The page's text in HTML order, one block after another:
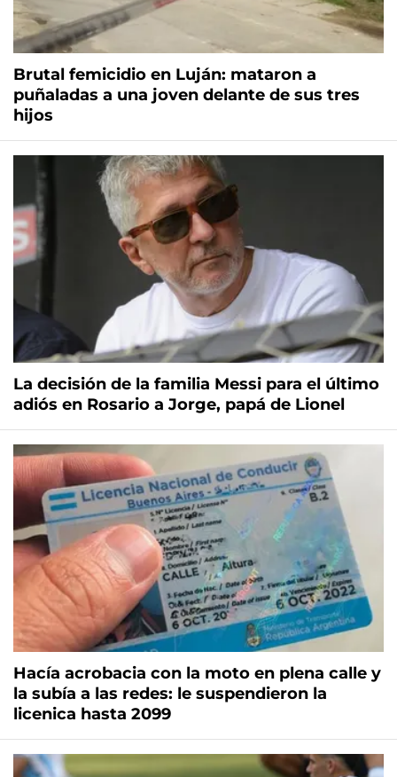
Brutal femicidio en Luján: mataron a
puñaladas a una joven delante de sus tres
hijos
La decisión de la familia Messi para el último
adiós en Rosario a Jorge, papá de Lionel
Hacía acrobacia con la moto en plena calle y
la subía a las redes: le suspendieron la
licenica hasta 2099